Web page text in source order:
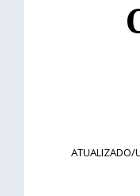
ATUALIZADO/